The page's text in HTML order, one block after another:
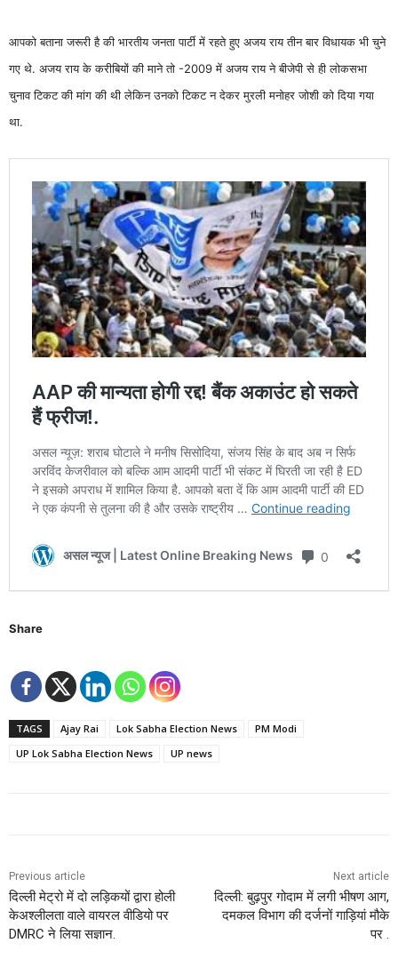
आपको बताना जरूरी है की भारतीय जनता पार्टी में रहते हुए अजय राय तीन बार विधायक भी चुने
गए थे. अजय राय के करीबियों की माने तो -2009 में अजय राय ने बीजेपी से ही लोकसभा
चुनाव टिकट की मांग की थी लेकिन उनको टिकट न देकर मुरली मनोहर जोशी को दिया गया
था.
Share
TAGS Ajay Rai Lok Sabha Election News
PM Modi
UP Lok Sabha Election News
UP news
Previous article
दिल्ली मेट्रो में दो लड़िकयों द्वारा होली
केअश्लीलता वाले वायरल वीडियो पर
DMRC ने लिया सज्ञान.
Next article
दिल्ली: बुढ़पुर गोदाम में लगी भीषण आग,
दमकल विभाग की दर्जनों गाड़ियां मौके
पर .